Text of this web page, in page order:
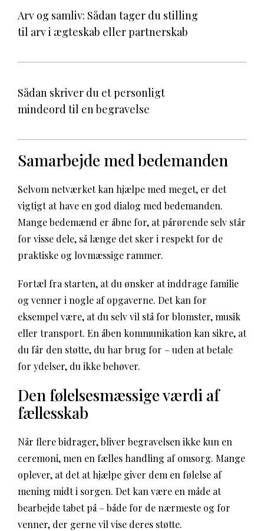
Arv og samliv: Sådan tager du stilling
til arv i ægteskab eller partnerskab
Sådan skriver du et personligt
mindeord til en begravelse
Samarbejde med bedemanden
Selvom netværket kan hjælpe med meget, er det
vigtigt at have en god dialog med bedemanden.
Mange bedemænd er åbne for, at pårørende selv står
for visse dele, så længe det sker i respekt for de
praktiske og lovmæssige rammer.
Fortæl fra starten, at du ønsker at inddrage familie
og venner i nogle af opgaverne. Det kan for
eksempel være, at du selv vil stå for blomster, musik
eller transport. En åben kommunikation kan sikre, at
du får den støtte, du har brug for – uden at betale
for ydelser, du ikke behøver.
Den følelsesmæssige værdi af
fællesskab
Når flere bidrager, bliver begravelsen ikke kun en
ceremoni, men en fælles handling af omsorg. Mange
oplever, at det at hjælpe giver dem en følelse af
mening midt i sorgen. Det kan være en måde at
bearbejde tabet på – både for de nærmeste og for
venner, der gerne vil vise deres støtte.